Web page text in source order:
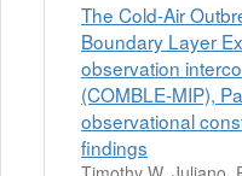
The Cold-Air
Boundary Layer
observation
(COMBLE-MIP),
observational
findings